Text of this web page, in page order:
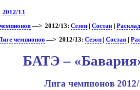
2012/13
—> 2012/13: Сезон| Состав|
чемпионов—> 2012/13: Сезон| Состав|
БАТЭ –
Лига чемпионов 2012/